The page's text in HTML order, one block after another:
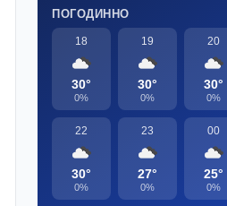
ПОГОДИННО
18
30°
0%
19
30°
0%
20
30°
0%
22
30°
0%
23
27°
0%
00
25°
0%